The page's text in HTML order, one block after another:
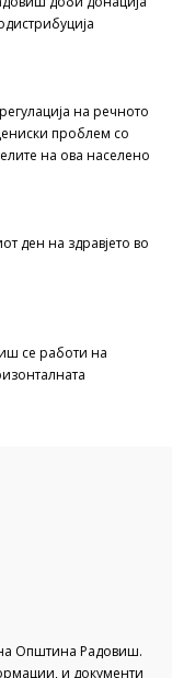
на речното
проблем со
на ова населено
ден на здравјето во
се работи на
Општина Радовиш.
и документи